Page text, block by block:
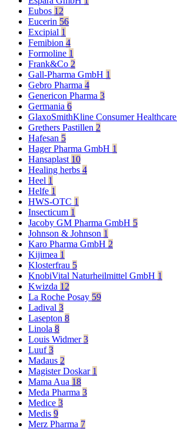
Eubos 12
Eucerin 56
Excipial 1
Femibion 4
Formoline 1
Frank&Co 2
Gall-Pharma GmbH 1
Gebro Pharma 4
Genericon Pharma 3
Germania 6
GlaxoSmithKline Consumer Healthcare
Grethers Pastillen 2
Hafesan 5
Hager Pharma GmbH 1
Hansaplast 10
Healing herbs 4
Heel 1
Helfe 1
HWS-OTC 1
Insecticum 1
Jacoby GM Pharma GmbH 5
Johnson & Johnson 1
Karo Pharma GmbH 2
Kijimea 1
Klosterfrau 5
KnobiVital Naturheilmittel GmbH 1
Kwizda 12
La Roche Posay 59
Ladival 3
Lasepton 8
Linola 8
Louis Widmer3
Luuf3
Madaus 2
Magister Doskar 1
Mama Aua 18
Meda Pharma 3
Medice 3
Medis 9
Merz Pharma 7